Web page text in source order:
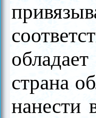
страна
нанести